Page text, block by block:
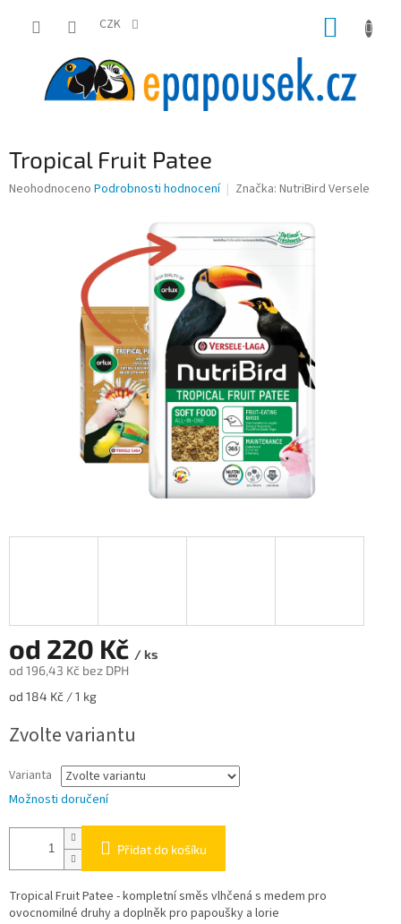
CZK
Tropical Fruit Patee
Průměrné
Neohodnoceno Podrobnosti hodnocení Značka: NutriBird Versele
od 220 Kč / ks
od 196,43 Kč bez DPH
Měrná
od 184 Kč / 1 kg
Zvolte variantu
Varianta
Možnosti doručení
Přidat do košíku
Tropical Fruit Patee - kompletní směs vlhčená s medem pro
ovocnomilné druhy a doplněk pro papoušky a lorie